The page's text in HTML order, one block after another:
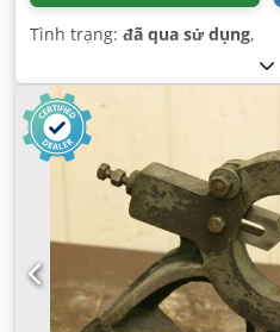
Tình trạng: đã qua sử dụng,